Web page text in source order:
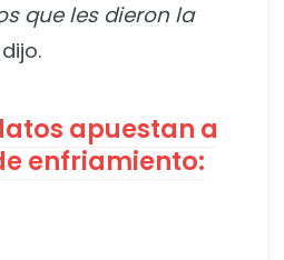
que les dieron la
dijo.
apuestan a
enfriamiento: